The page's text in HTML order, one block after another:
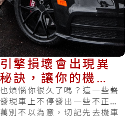
擎損壞會出現異
訣，讓你的機車
煩惱你很久了嗎？這一些聲
現車上不停發出一些不正常
別不以為意，切記先去機車